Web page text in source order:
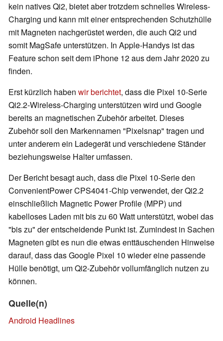
kein natives Qi2, bietet aber trotzdem schnelles Wireless-
Charging und kann mit einer entsprechenden Schutzhülle
mit Magneten nachgerüstet werden, die auch Qi2 und
somit MagSafe unterstützen. In Apple-Handys ist das
Feature schon seit dem iPhone 12 aus dem Jahr 2020 zu
finden.
Erst kürzlich haben wir berichtet, dass die Pixel 10-Serie
Qi2.2-Wireless-Charging unterstützen wird und Google
bereits an magnetischen Zubehör arbeitet. Dieses
Zubehör soll den Markennamen "Pixelsnap" tragen und
unter anderem ein Ladegerät und verschiedene Ständer
beziehungsweise Halter umfassen.
Der Bericht besagt auch, dass die Pixel 10-Serie den
ConvenientPower CPS4041-Chip verwendet, der Qi2.2
einschließlich Magnetic Power Profile (MPP) und
kabelloses Laden mit bis zu 60 Watt unterstützt, wobei das
"bis zu" der entscheidende Punkt ist. Zumindest in Sachen
Magneten gibt es nun die etwas enttäuschenden Hinweise
darauf, dass das Google Pixel 10 wieder eine passende
Hülle benötigt, um Qi2-Zubehör vollumfänglich nutzen zu
können.
Quelle(n)
Android Headlines